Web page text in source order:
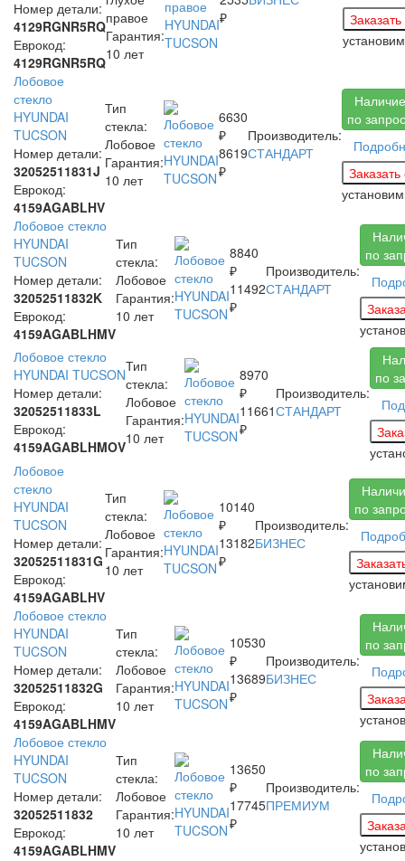
Номер детали:
4129RGNR5RQ
Еврокод:
4129RGNR5RQ
правое
Гарантия:
10 лет
₽
Лобовое
стекло
HYUNDAI
TUCSON
Номер детали:
32052511831J
Еврокод:
4159AGABLHV
Тип
стекла:
Лобовое
Гарантия:
10 лет
6630
₽
8619
₽
Производитель:
СТАНДАРТ
Наличие
по
Лобовое стекло
HYUNDAI
TUCSON
Номер детали:
32052511832K
Еврокод:
4159AGABLHMV
Тип
стекла:
Лобовое
Гарантия:
10 лет
8840
₽
11492
₽
Производитель:
СТАНДАРТ
по
Лобовое стекло
HYUNDAI TUCSON
Номер детали:
32052511833L
Еврокод:
4159AGABLHMOV
Тип
стекла:
Лобовое
Гарантия:
10 лет
8970
₽
11661
₽
Производитель:
СТАНДАРТ
по
Лобовое
стекло
HYUNDAI
TUCSON
Номер детали:
32052511831G
Еврокод:
4159AGABLHV
Тип
стекла:
Лобовое
Гарантия:
10 лет
10140
₽
13182
₽
Производитель:
БИЗНЕС
по
Лобовое стекло
HYUNDAI
TUCSON
Номер детали:
32052511832G
Еврокод:
4159AGABLHMV
Тип
стекла:
Лобовое
Гарантия:
10 лет
10530
₽
13689
₽
Производитель:
БИЗНЕС
по
Лобовое стекло
HYUNDAI
TUCSON
Номер детали:
32052511832
Еврокод:
4159AGABLHMV
Тип
стекла:
Лобовое
Гарантия:
10 лет
13650
₽
17745
₽
Производитель:
ПРЕМИУМ
по